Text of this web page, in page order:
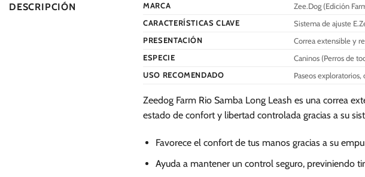
opciones
se
en
la
de
Las
se
pueden
en
de
DESCRIPCIÓN MARCA
Zee.Dog (Edición
CARACTERÍSTICAS CLAVE
Sistema de ajuste
PRESENTACIÓN
Correa extensible y
ESPECIE
Caninos (Perros de
USO RECOMENDADO
Paseos
Zeedog Farm Rio Samba Long Leash es una correa
estado de confort y libertad controlada gracias a su
Favorece el confort de tus manos gracias a su
Ayuda a mantener un control seguro, previniendo